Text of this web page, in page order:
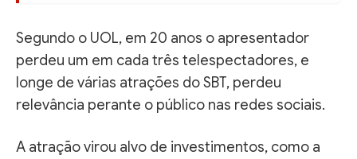
Segundo o UOL, em 20 anos o apresentador
perdeu um em cada três telespectadores, e
longe de várias atrações do SBT, perdeu
relevância perante o público nas redes sociais.
A atração virou alvo de investimentos, como a